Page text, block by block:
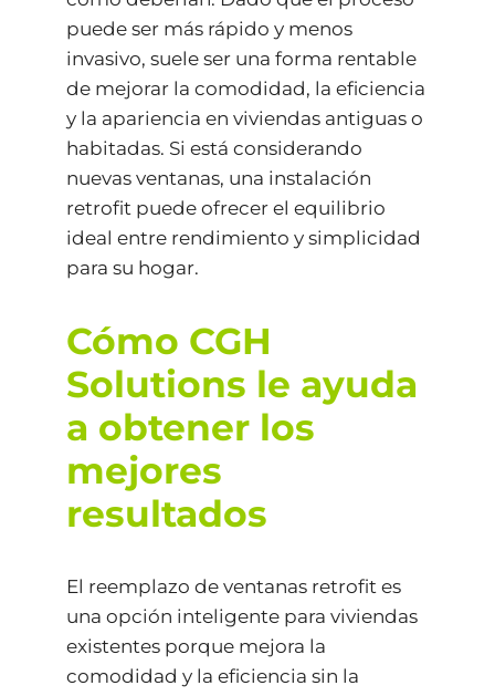
puede ser más rápido y menos
invasivo, suele ser una forma rentable
de mejorar la comodidad, la eficiencia
y la apariencia en viviendas antiguas o
habitadas. Si está considerando
nuevas ventanas, una instalación
retrofit puede ofrecer el equilibrio
ideal entre rendimiento y simplicidad
para su hogar.
Cómo CGH
Solutions le ayuda
a obtener los
mejores
resultados
El reemplazo de ventanas retrofit es
una opción inteligente para viviendas
existentes porque mejora la
comodidad y la eficiencia sin la